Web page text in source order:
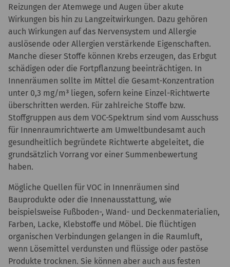
Reizungen der Atemwege und Augen über akute
Wirkungen bis hin zu Langzeitwirkungen. Dazu gehören
auch Wirkungen auf das Nervensystem und Allergie
auslösende oder Allergien verstärkende Eigenschaften.
Manche dieser Stoffe können Krebs erzeugen, das Erbgut
schädigen oder die Fortpflanzung beeinträchtigen. In
Innenräumen sollte im Mittel die Gesamt-Konzentration
unter 0,3 mg/m³ liegen, sofern keine Einzel-Richtwerte
überschritten werden. Für zahlreiche Stoffe bzw.
Stoffgruppen aus dem VOC-Spektrum sind vom Ausschuss
für Innenraumrichtwerte am Umweltbundesamt auch
gesundheitlich begründete Richtwerte abgeleitet, die
grundsätzlich Vorrang vor einer Summenbewertung
haben.
Mögliche Quellen für VOC in Innenräumen sind
Bauprodukte oder die Innenausstattung, wie
beispielsweise Fußboden-, Wand- und Deckenmaterialien,
Farben, Lacke, Klebstoffe und Möbel. Die flüchtigen
organischen Verbindungen gelangen in die Raumluft,
wenn Lösemittel verdunsten und flüssige oder pastöse
Produkte trocknen. Sie können aber auch aus festen